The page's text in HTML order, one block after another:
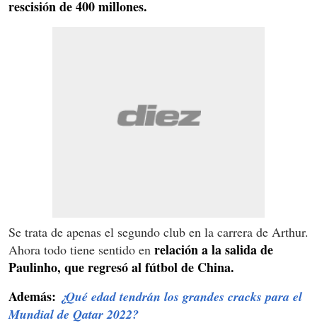
rescisión de 400 millones.
Se trata de apenas el segundo club en la carrera de Arthur.
Ahora todo tiene sentido en relación a la salida de
Paulinho, que regresó al fútbol de China.
Además: ¿Qué edad tendrán los grandes cracks para el
Mundial de Qatar 2022?